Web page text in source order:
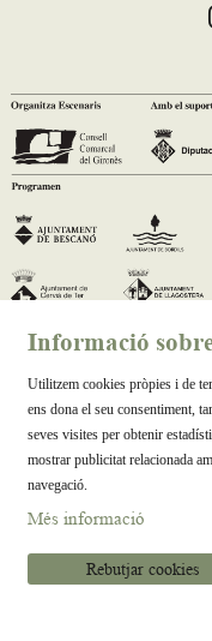
Informació
Utilitzem cookies pròpies i de
ens dona el seu consentiment,
seves visites per obtenir
mostrar publicitat relacionada
navegació.
Més informació
Rebutjar cookies